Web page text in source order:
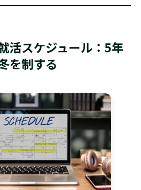
活スケジュール：5年
を制する